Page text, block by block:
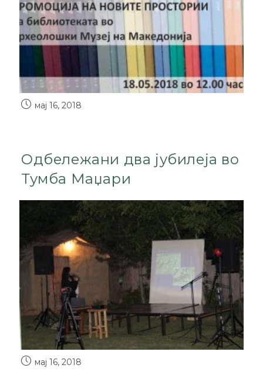
мај 16, 2018
Одбележани два јубилеја во
Тумба Маџари
мај 16, 2018